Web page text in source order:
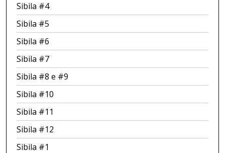
Sibila #4
Sibila #5
Sibila #6
Sibila #7
Sibila #8 e #9
Sibila #10
Sibila #11
Sibila #12
Sibila #1